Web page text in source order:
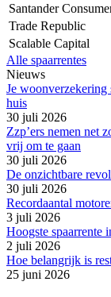
Santander
Trade Republic
Scalable Capital
Alle spaarrentes
Nieuws
Je
huis
30 juli 2026
Zzp’ers nemen net
vrij om te gaan
30 juli 2026
De onzichtbare
30 juli 2026
Recordaantal
3 juli 2026
Hoogste spaarrente
2 juli 2026
Hoe belangrijk is
25 juni 2026